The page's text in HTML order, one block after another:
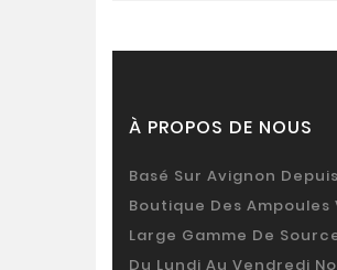
À PROPOS DE NOUS
Basé Sur Avignon
Boutique Des Ampoules
Large Gamme De
Du Lundi Au Vendredi